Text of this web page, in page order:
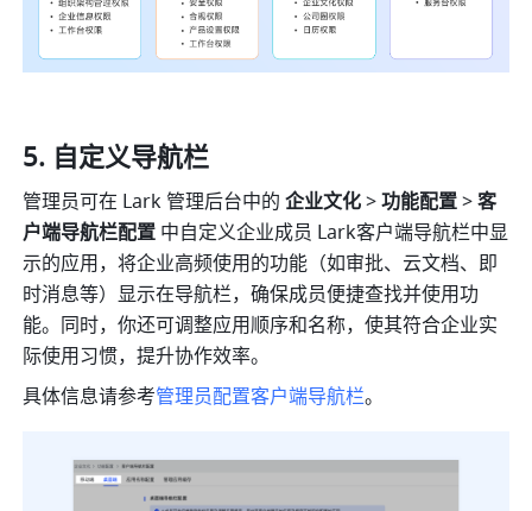
自定义导航栏
管理员可在 Lark 管理后台中的 企业文化 > 功能配置 > 客
户端导航栏配置 中自定义企业成员 Lark客户端导航栏中显
示的应用，将企业高频使用的功能（如审批、云文档、即
时消息等）显示在导航栏，确保成员便捷查找并使用功
能。同时，你还可调整应用顺序和名称，使其符合企业实
际使用习惯，提升协作效率。
具体信息请参考管理员配置客户端导航栏。